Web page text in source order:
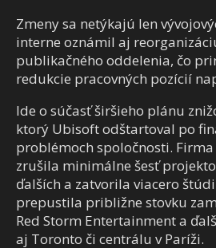
Zmeny sa netýkajú len
interne oznámil aj
publikačného oddelenia, čo
redukcie pracovných pozícií
Ide o súčasť širšieho plánu
ktorý Ubisoft odštartoval po
problémoch spoločnosti.
zrušila minimálne šesť
ďalších a zatvorila viacero
prepustila približne stovku
Red Storm Entertainment a
aj Toronto či centrálu v Paríži.